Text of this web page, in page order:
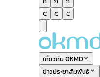
C
C C
เกี่ยวกับ OKMD
ข่าวประชาสัมพันธ์